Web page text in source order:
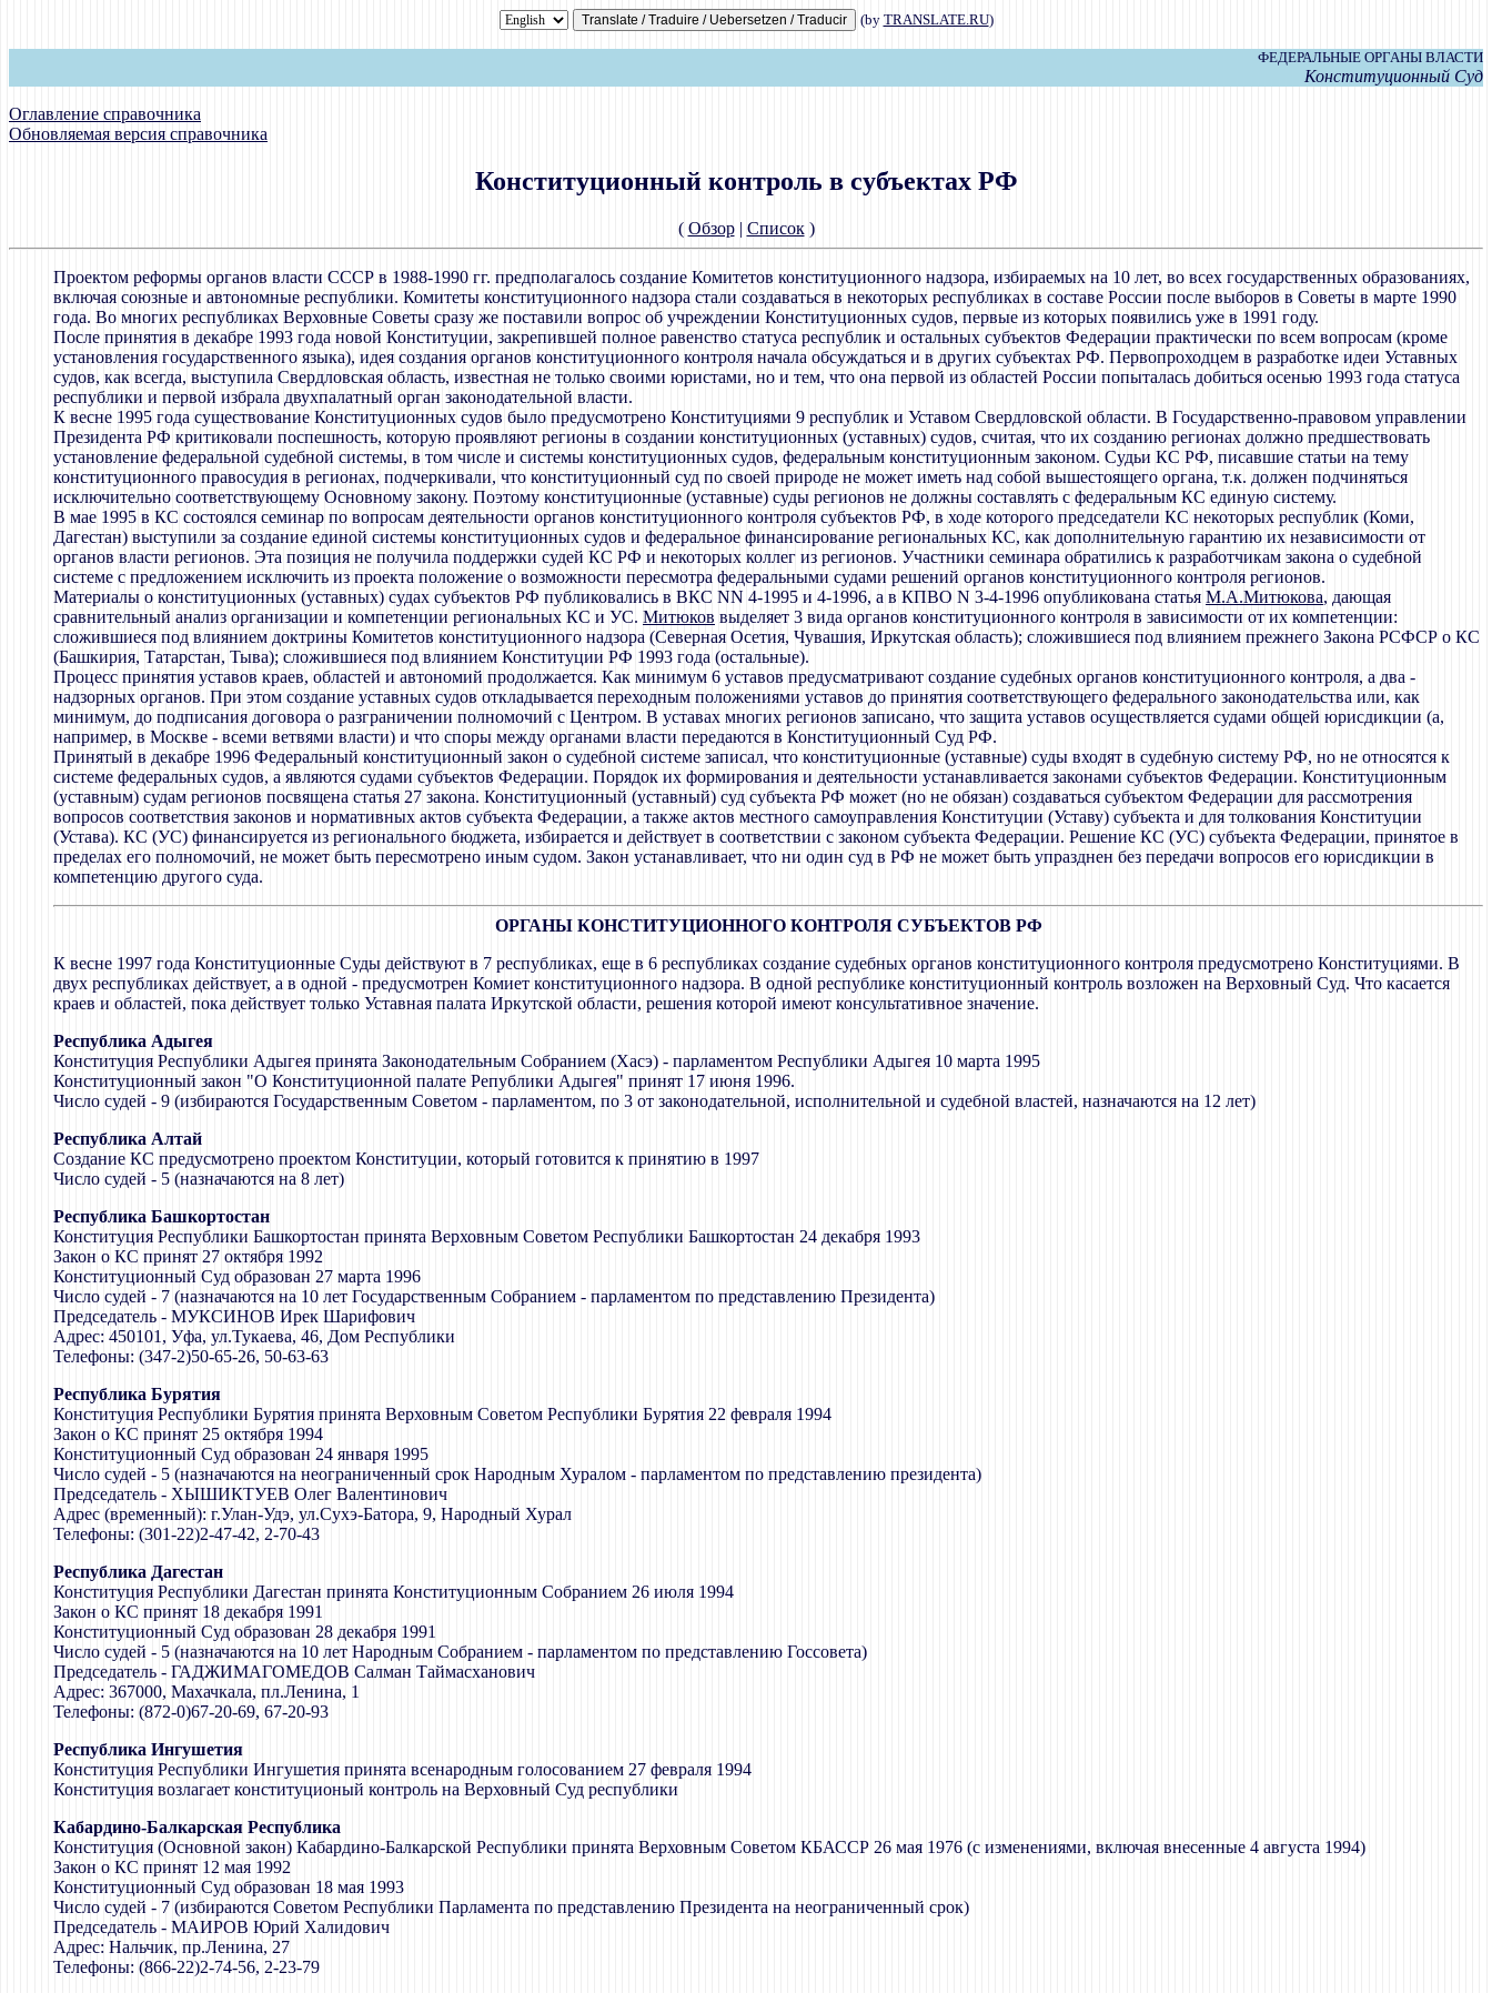
(by TRANSLATE.RU)
ФЕДЕРАЛЬНЫЕ ОРГАНЫ ВЛАСТИ
Конституционный Суд
Оглавление справочника
Обновляемая версия справочника
Конституционный контроль в субъектах РФ
( Обзор| Список)
Проектом реформы органов власти СССР в 1988-1990 гг. предполагалось создание Комитетов конституционного надзора, избираемых на 10 лет, во всех государственных образованиях,
включая союзные и автономные республики. Комитеты конституционного надзора стали создаваться в некоторых республиках в составе России после выборов в Советы в марте 1990
года. Во многих республиках Верховные Советы сразу же поставили вопрос об учреждении Конституционных судов, первые из которых появились уже в 1991 году.
После принятия в декабре 1993 года новой Конституции, закрепившей полное равенство статуса республик и остальных субъектов Федерации практически по всем вопросам (кроме
установления государственного языка), идея создания органов конституционного контроля начала обсуждаться и в других субъектах РФ. Первопроходцем в разработке идеи Уставных
судов, как всегда, выступила Свердловская область, известная не только своими юристами, но и тем, что она первой из областей России попыталась добиться осенью 1993 года статуса
республики и первой избрала двухпалатный орган законодательной власти.
К весне 1995 года существование Конституционных судов было предусмотрено Конституциями 9 республик и Уставом Свердловской области. В Государственно-правовом управлении
Президента РФ критиковали поспешность, которую проявляют регионы в создании конституционных (уставных) судов, считая, что их созданию регионах должно предшествовать
установление федеральной судебной системы, в том числе и системы конституционных судов, федеральным конституционным законом. Судьи КС РФ, писавшие статьи на тему
конституционного правосудия в регионах, подчеркивали, что конституционный суд по своей природе не может иметь над собой вышестоящего органа, т.к. должен подчиняться
исключительно соответствующему Основному закону. Поэтому конституционные (уставные) суды регионов не должны составлять с федеральным КС единую систему.
В мае 1995 в КС состоялся семинар по вопросам деятельности органов конституционного контроля субъектов РФ, в ходе которого председатели КС некоторых республик (Коми,
Дагестан) выступили за создание единой системы конституционных судов и федеральное финансирование региональных КС, как дополнительную гарантию их независимости от
органов власти регионов. Эта позиция не получила поддержки судей КС РФ и некоторых коллег из регионов. Участники семинара обратились к разработчикам закона о судебной
системе с предложением исключить из проекта положение о возможности пересмотра федеральными судами решений органов конституционного контроля регионов.
Материалы о конституционных (уставных) судах субъектов РФ публиковались в ВКС NN 4-1995 и 4-1996, а в КПВО N 3-4-1996 опубликована статья М.А.Митюкова, дающая
сравнительный анализ организации и компетенции региональных КС и УС. Митюков выделяет 3 вида органов конституционного контроля в зависимости от их компетенции:
сложившиеся под влиянием доктрины Комитетов конституционного надзора (Северная Осетия, Чувашия, Иркутская область); сложившиеся под влиянием прежнего Закона РСФСР о КС
(Башкирия, Татарстан, Тыва); сложившиеся под влиянием Конституции РФ 1993 года (остальные).
Процесс принятия уставов краев, областей и автономий продолжается. Как минимум 6 уставов предусматривают создание судебных органов конституционного контроля, а два -
надзорных органов. При этом создание уставных судов откладывается переходным положениями уставов до принятия соответствующего федерального законодательства или, как
минимум, до подписания договора о разграничении полномочий с Центром. В уставах многих регионов записано, что защита уставов осуществляется судами общей юрисдикции (а,
например, в Москве - всеми ветвями власти) и что споры между органами власти передаются в Конституционный Суд РФ.
Принятый в декабре 1996 Федеральный конституционный закон о судебной системе записал, что конституционные (уставные) суды входят в судебную систему РФ, но не относятся к
системе федеральных судов, а являются судами субъектов Федерации. Порядок их формирования и деятельности устанавливается законами субъектов Федерации. Конституционным
(уставным) судам регионов посвящена статья 27 закона. Конституционный (уставный) суд субъекта РФ может (но не обязан) создаваться субъектом Федерации для рассмотрения
вопросов соответствия законов и нормативных актов субъекта Федерации, а также актов местного самоуправления Конституции (Уставу) субъекта и для толкования Конституции
(Устава). КС (УС) финансируется из регионального бюджета, избирается и действует в соответствии с законом субъекта Федерации. Решение КС (УС) субъекта Федерации, принятое в
пределах его полномочий, не может быть пересмотрено иным судом. Закон устанавливает, что ни один суд в РФ не может быть упразднен без передачи вопросов его юрисдикции в
компетенцию другого суда.
ОРГАНЫ КОНСТИТУЦИОННОГО КОНТРОЛЯ СУБЪЕКТОВ РФ
К весне 1997 года Конституционные Суды действуют в 7 республиках, еще в 6 республиках создание судебных органов конституционного контроля предусмотрено Конституциями. В
двух республиках действует, а в одной - предусмотрен Комиет конституционного надзора. В одной республике конституционный контроль возложен на Верховный Суд. Что касается
краев и областей, пока действует только Уставная палата Иркутской области, решения которой имеют консультативное значение.
Республика Адыгея
Конституция Республики Адыгея принята Законодательным Собранием (Хасэ) - парламентом Республики Адыгея 10 марта 1995
Конституционный закон "О Конституционной палате Републики Адыгея" принят 17 июня 1996.
Число судей - 9 (избираются Государственным Советом - парламентом, по 3 от законодательной, исполнительной и судебной властей, назначаются на 12 лет)
Республика Алтай
Создание КС предусмотрено проектом Конституции, который готовится к принятию в 1997
Число судей - 5 (назначаются на 8 лет)
Республика Башкортостан
Конституция Республики Башкортостан принята Верховным Советом Республики Башкортостан 24 декабря 1993
Закон о КС принят 27 октября 1992
Конституционный Суд образован 27 марта 1996
Число судей - 7 (назначаются на 10 лет Государственным Собранием - парламентом по представлению Президента)
Председатель - МУКСИНОВ Ирек Шарифович
Адрес: 450101, Уфа, ул.Тукаева, 46, Дом Республики
Телефоны: (347-2)50-65-26, 50-63-63
Республика Бурятия
Конституция Республики Бурятия принята Верховным Советом Республики Бурятия 22 февраля 1994
Закон о КС принят 25 октября 1994
Конституционный Суд образован 24 января 1995
Число судей - 5 (назначаются на неограниченный срок Народным Хуралом - парламентом по представлению президента)
Председатель - ХЫШИКТУЕВ Олег Валентинович
Адрес (временный): г.Улан-Удэ, ул.Сухэ-Батора, 9, Народный Хурал
Телефоны: (301-22)2-47-42, 2-70-43
Республика Дагестан
Конституция Республики Дагестан принята Конституционным Собранием 26 июля 1994
Закон о КС принят 18 декабря 1991
Конституционный Суд образован 28 декабря 1991
Число судей - 5 (назначаются на 10 лет Народным Собранием - парламентом по представлению Госсовета)
Председатель - ГАДЖИМАГОМЕДОВ Салман Таймасханович
Адрес: 367000, Махачкала, пл.Ленина, 1
Телефоны: (872-0)67-20-69, 67-20-93
Республика Ингушетия
Конституция Республики Ингушетия принята всенародным голосованием 27 февраля 1994
Конституция возлагает конституционый контроль на Верховный Суд республики
Кабардино-Балкарская Республика
Конституция (Основной закон) Кабардино-Балкарской Республики принята Верховным Советом КБАССР 26 мая 1976 (с изменениями, включая внесенные 4 августа 1994)
Закон о КС принят 12 мая 1992
Конституционный Суд образован 18 мая 1993
Число судей - 7 (избираются Советом Республики Парламента по представлению Президента на неограниченный срок)
Председатель - МАИРОВ Юрий Халидович
Адрес: Нальчик, пр.Ленина, 27
Телефоны: (866-22)2-74-56, 2-23-79